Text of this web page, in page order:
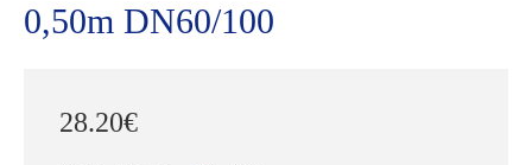
0,50m DN60/100
28.20€